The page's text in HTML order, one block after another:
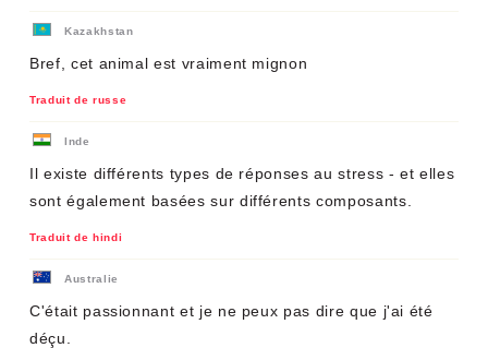
Kazakhstan
Bref, cet animal est vraiment mignon
Traduit de russe
Inde
Il existe différents types de réponses au stress - et elles
sont également basées sur différents composants.
Traduit de hindi
Australie
C'était passionnant et je ne peux pas dire que j'ai été
déçu.